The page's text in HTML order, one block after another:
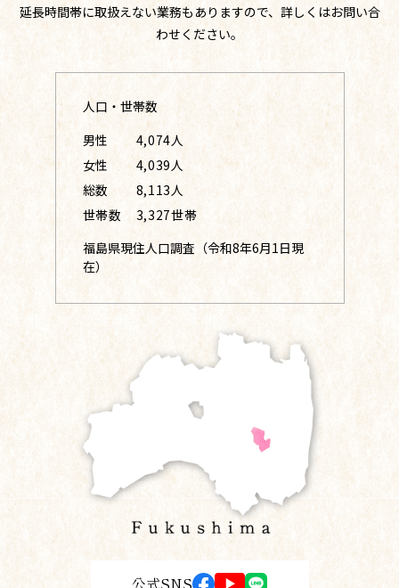
延長時間帯に取扱えない業務もありますので、詳しくはお問い合
わせください。
人口・世帯数
男性
4,074人
女性
4,039人
総数
8,113人
世帯数
3,327世帯
福島県現住人口調査（令和8年6月1日現
在）
公式SNS